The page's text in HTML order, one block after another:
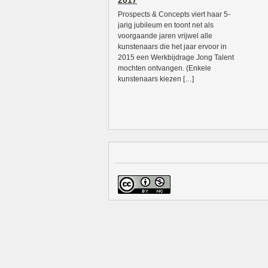
Prospects & Concepts viert haar 5-
jarig jubileum en toont net als
voorgaande jaren vrijwel alle
kunstenaars die het jaar ervoor in
2015 een Werkbijdrage Jong Talent
mochten ontvangen. (Enkele
kunstenaars kiezen […]